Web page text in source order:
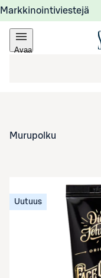
Markkinointiviestejä
Avaa
Murupolku
Uutuus